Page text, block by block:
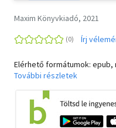
Maxim Könyvkiadó, 2021
Írj
Elérhető formátumok: epub,
További részletek